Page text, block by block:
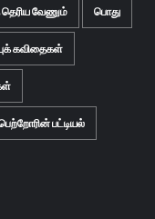
வேணும் பொது
கவிதைகள்
பட்டியல்